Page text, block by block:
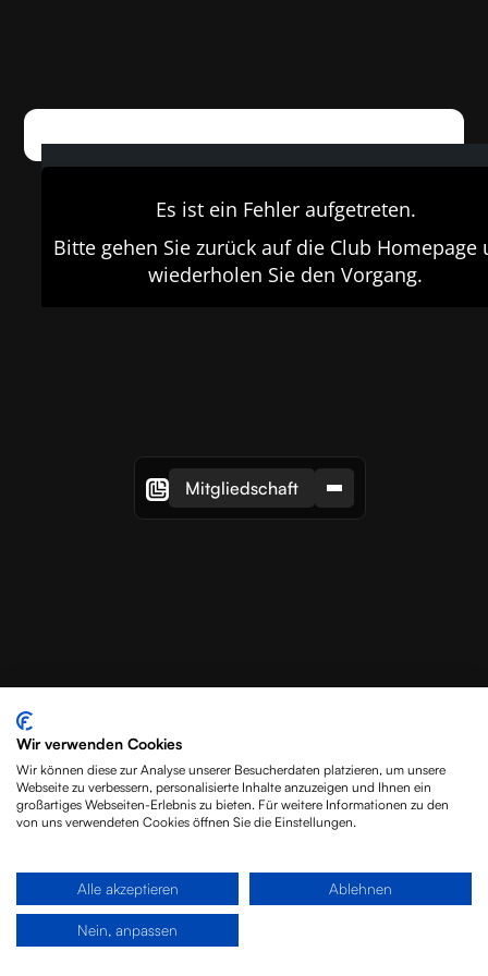
Mitgliedschaft
Wir verwenden Cookies
Wir können diese zur Analyse unserer Besucherdaten platzieren, um unsere
Webseite zu verbessern, personalisierte Inhalte anzuzeigen und Ihnen ein
großartiges Webseiten-Erlebnis zu bieten. Für weitere Informationen zu den
von uns verwendeten Cookies öffnen Sie die Einstellungen.
Alle akzeptieren Ablehnen
Nein, anpassen